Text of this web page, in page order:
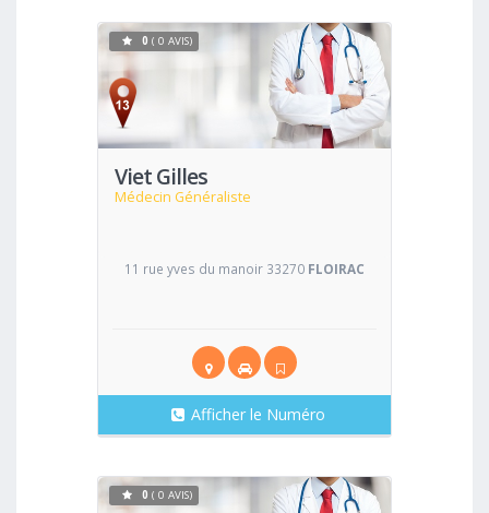
Viet Gilles
Médecin Généraliste
Voir
0 ( 0 AVIS)
11 rue yves du manoir 33270 FLOIRAC
Afficher le Numéro
0 ( 0 AVIS)